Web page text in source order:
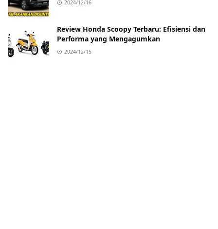
2024/12/16
Review Honda Scoopy Terbaru: Efisiensi dan
Performa yang Mengagumkan
2024/12/15